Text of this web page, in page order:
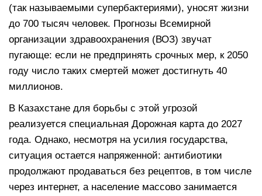
(так называемыми супербактериями), уносят жизни
до 700 тысяч человек. Прогнозы Всемирной
организации здравоохранения (ВОЗ) звучат
пугающе: если не предпринять срочных мер, к 2050
году число таких смертей может достигнуть 40
миллионов.
В Казахстане для борьбы с этой угрозой
реализуется специальная Дорожная карта до 2027
года. Однако, несмотря на усилия государства,
ситуация остается напряженной: антибиотики
продолжают продаваться без рецептов, в том числе
через интернет, а население массово занимается